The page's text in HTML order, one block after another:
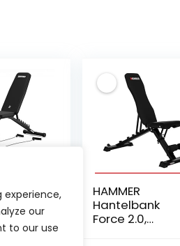
experience,
our
to our use
mit
Seilen
HAMMER
Hantelbank
Force 2.0,